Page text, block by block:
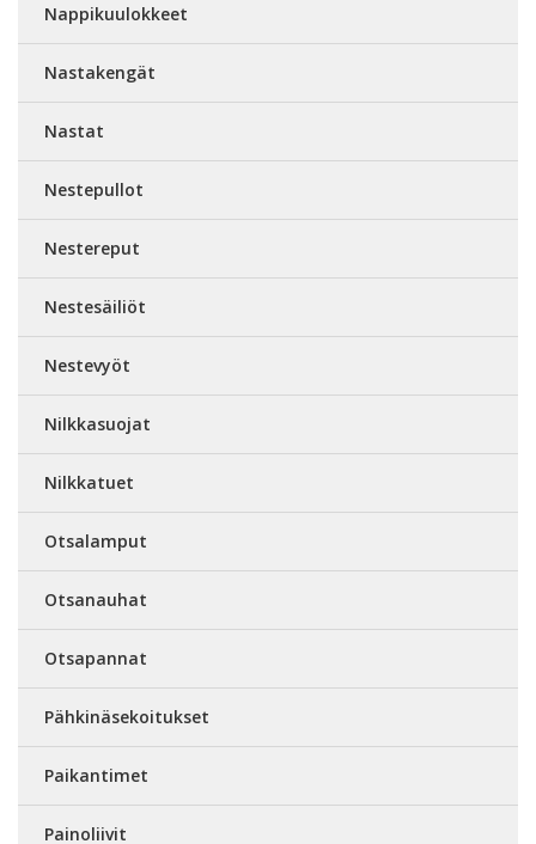
Nappikuulokkeet
Nastakengät
Nastat
Nestepullot
Nestereput
Nestesäiliöt
Nestevyöt
Nilkkasuojat
Nilkkatuet
Otsalamput
Otsanauhat
Otsapannat
Pähkinäsekoitukset
Paikantimet
Painoliivit